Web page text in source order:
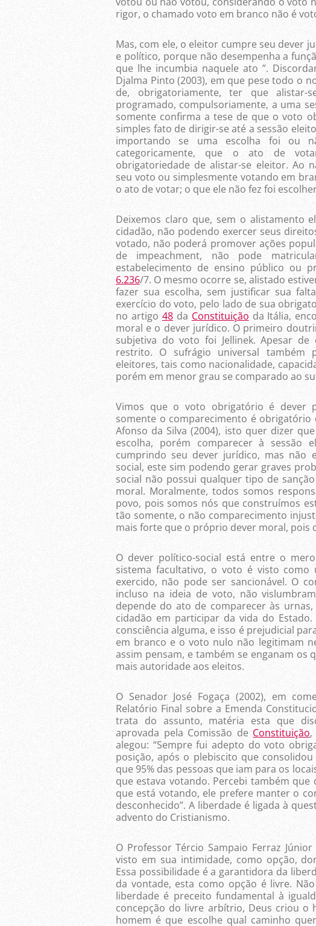
rigor, o chamado voto em branco não é
Mas, com ele, o eleitor cumpre seu dever
e político, porque não desempenha a
que lhe incumbia naquele ato ”.
Djalma Pinto (2003), em que pese todo o
de, obrigatoriamente, ter que
programado, compulsoriamente, a uma
somente confirma a tese de que o voto
simples fato de dirigir-se até a sessão
importando se uma escolha foi ou
categoricamente, que o ato de
obrigatoriedade de alistar-se eleitor. Ao
seu voto ou simplesmente votando em
o ato de votar; o que ele não fez foi
Deixemos claro que, sem o alistamento
cidadão, não podendo exercer seus
votado, não poderá promover ações
de impeachment, não pode
estabelecimento de ensino público ou
6.236/7. O mesmo ocorre se, alistado
fazer sua escolha, sem justificar sua
exercício do voto, pelo lado de sua
no artigo 48da Constituição da Itália,
moral e o dever jurídico. O primeiro
subjetiva do voto foi Jellinek. Apesar
restrito. O sufrágio universal também
eleitores, tais como nacionalidade,
porém em menor grau se comparado ao
Vimos que o voto obrigatório é dever
somente o comparecimento é obrigatório
Afonso da Silva (2004), isto quer dizer
escolha, porém comparecer à sessão
cumprindo seu dever jurídico, mas não
social, este sim podendo gerar graves
social não possui qualquer tipo de
moral. Moralmente, todos somos
povo, pois somos nós que construímos
tão somente, o não comparecimento
mais forte que o próprio dever moral, pois
O dever político-social está entre o
sistema facultativo, o voto é visto como
exercido, não pode ser sancionável. O
incluso na ideia de voto, não
depende do ato de comparecer às
cidadão em participar da vida do
consciência alguma, e isso é prejudicial
em branco e o voto nulo não legitimam
assim pensam, e também se enganam
mais autoridade aos eleitos.
O Senador José Fogaça (2002), em
Relatório Final sobre a Emenda
trata do assunto, matéria esta que
aprovada pela Comissão de Constituição,
alegou: “Sempre fui adepto do voto
posição, após o plebiscito que
que 95% das pessoas que iam para os
que estava votando. Percebi também
que está votando, ele prefere manter o
desconhecido”. A liberdade é ligada à
advento do Cristianismo.
O Professor Tércio Sampaio Ferraz
visto em sua intimidade, como opção,
Essa possibilidade é a garantidora da
da vontade, esta como opção é livre.
liberdade é preceito fundamental à
concepção do livre arbítrio, Deus criou o
homem é que escolhe qual caminho